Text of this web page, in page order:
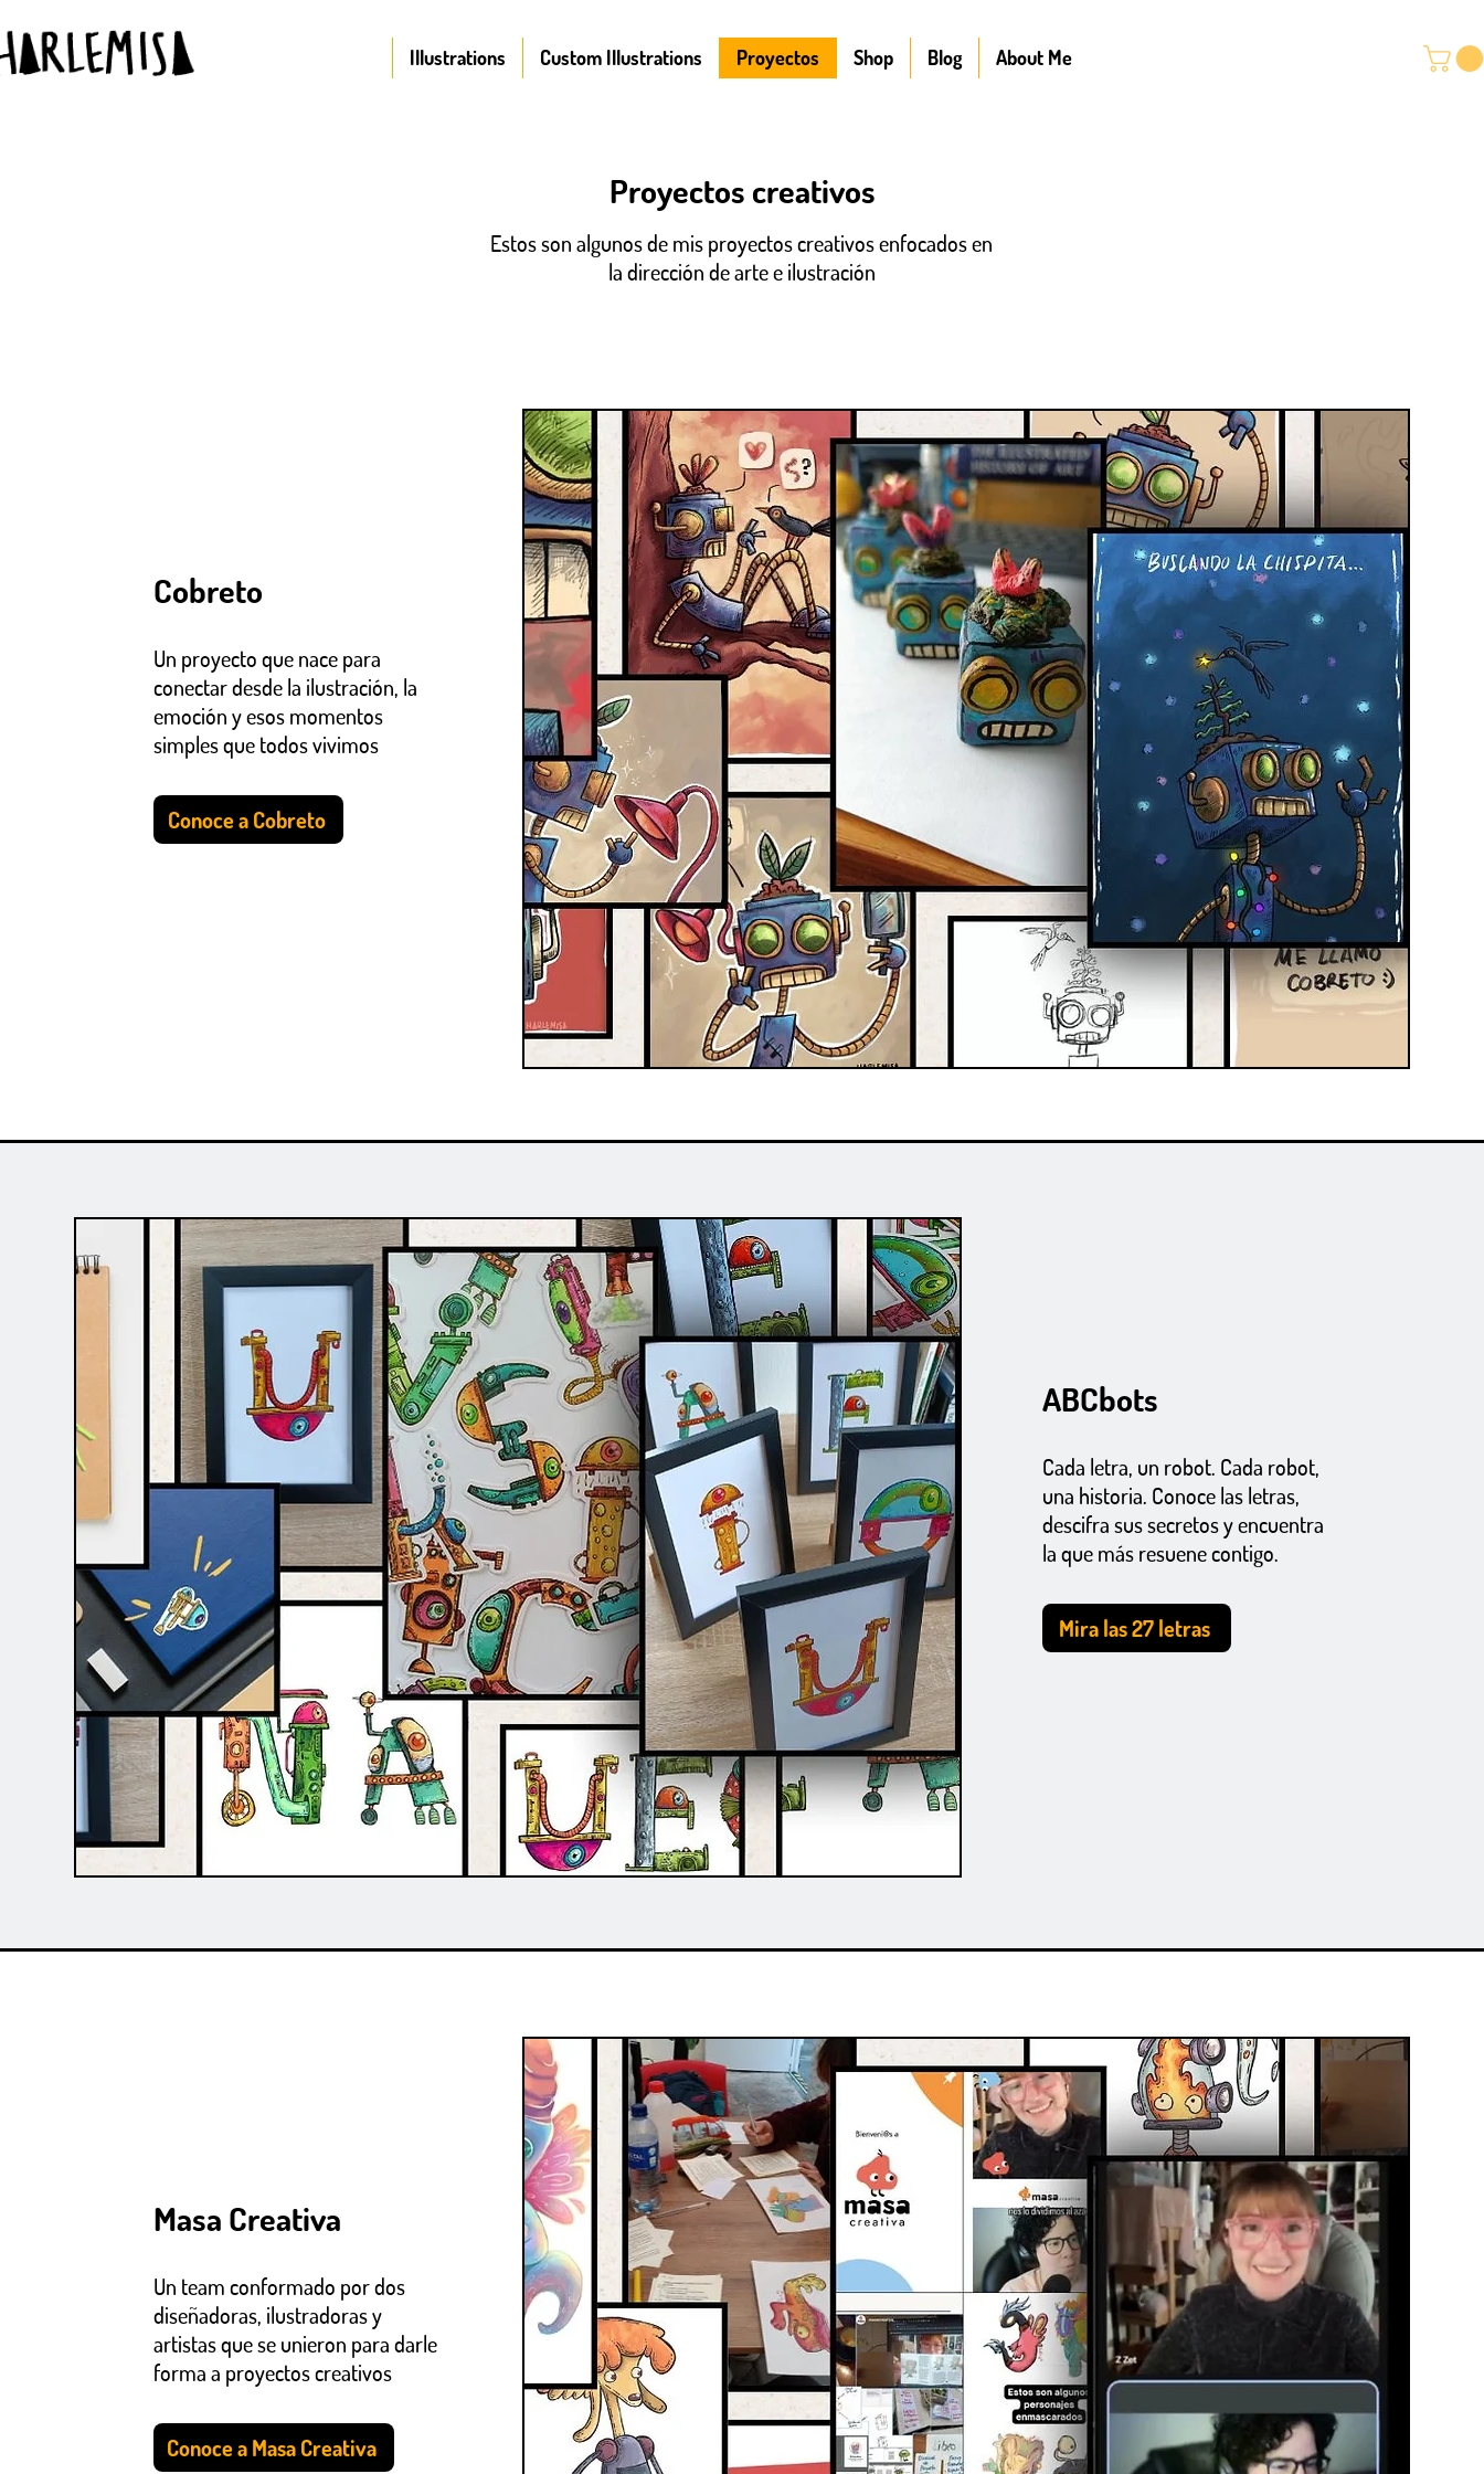
Illustrations Custom Illustrations Proyectos Shop Blog About Me
Proyectos creativos
Estos son algunos de mis proyectos creativos enfocados en
la dirección de arte e ilustración
Cobreto
Un proyecto que nace para
conectar desde la ilustración, la
emoción y esos momentos
simples que todos vivimos
Conoce a Cobreto
ABCbots
Cada letra, un robot. Cada robot,
una historia. Conoce las letras,
descifra sus secretos y encuentra
la que más resuene contigo.
Mira las 27 letras
Masa Creativa
Un team conformado por dos
diseñadoras, ilustradoras y
artistas que se unieron para darle
forma a proyectos creativos
Conoce a Masa Creativa